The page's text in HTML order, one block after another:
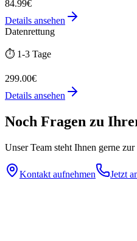
84.99€
Details ansehen
Datenrettung
⏱️ 1-3 Tage
299.00€
Details ansehen
Noch Fragen zu
Unser Team steht Ihnen gerne
Kontakt aufnehmen Jetzt